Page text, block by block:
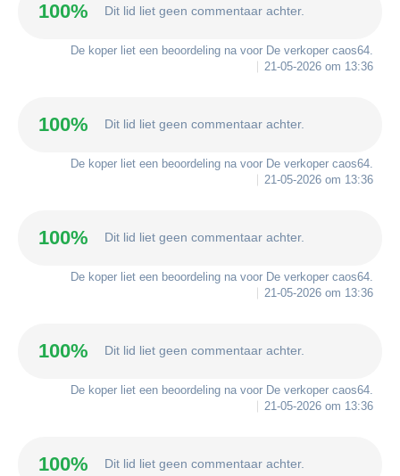
100% Dit lid liet geen commentaar achter.
De koper liet een beoordeling na voor De verkoper caos64
21-05-2026 om 13:36
100% Dit lid liet geen commentaar achter.
De koper liet een beoordeling na voor De verkoper caos64
21-05-2026 om 13:36
100% Dit lid liet geen commentaar achter.
De koper liet een beoordeling na voor De verkoper caos64
21-05-2026 om 13:36
100% Dit lid liet geen commentaar achter.
De koper liet een beoordeling na voor De verkoper caos64
21-05-2026 om 13:36
100% Dit lid liet geen commentaar achter.